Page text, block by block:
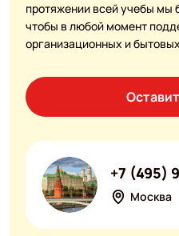
протяжении всей учебы мы
чтобы в любой момент
организационных и
Москва
+7 (495)